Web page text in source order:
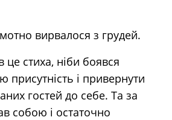
вирвалося з грудей.
це стиха, ніби боявся
присутність і привернути
гостей до себе. Та за
собою і остаточно